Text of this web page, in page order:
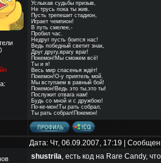
Услыхав судьбы призыв,
Не трусь пока ты жив.
Пусть трепешит стадион,
Играет чемпион!
В путь смелее,-
Пробил час.
Недруг пусть боится нас!
Ведь победный светит знак,
Друг другу,врагу враг!
Покемон!Мы сможем всё!
Ты и я!
Весь мир спасенья ждёт!
Покемон!О-у приятель мой.
Мы вступаем в равный бой!
Покемон!Ведь это ты,это ты!
Послужит отвага нам!
Будь со мной и с дружбою!
По-ке-мон!Ты рать собрал,
Ты рать собрал!Покемон!
Дата: Чт, 06.09.2007, 17:19 |
shustrila, есть код на Rare Candy,